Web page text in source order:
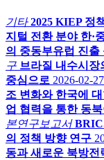
기타 2025 KIEP 정
지털 전환 분야 한·
의 중동부유럽 진출
구 브라질 내수시장
중심으로 2026-02-27
조 변화와 한국에
업 협력을 통한 동
본연구보고서
의 정책 방향 연구
동과 새로운 북방전